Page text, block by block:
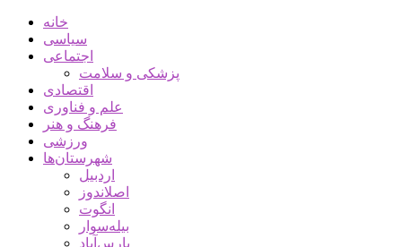
خانه
سیاسی
اجتماعی
پزشکی و سلامت
اقتصادی
علم و فناوری
فرهنگ و هنر
ورزشی
شهرستان‌ها
اردبیل
اصلاندوز
انگوت
بیله‌سوار
پارس‌آباد